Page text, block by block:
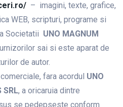
– imagini, texte, grafice,
WEB, scripturi, programe si
Societatii UNO MAGNUM
sai si este aparat de
de autor.
fara acordul UNO
SRL, a oricaruia dintre
se pedepseste conform